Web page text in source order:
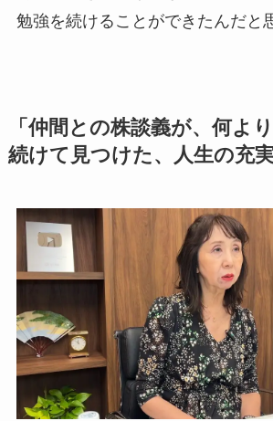
勉強を続けることができたんだと
「仲間との株談義が、何よ
続けて見つけた、人生の充